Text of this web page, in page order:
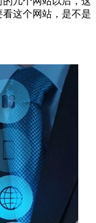
这个网站，是不是